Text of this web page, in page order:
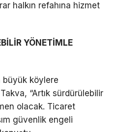
halkın refahına hizmet
YÖNETİMLE
büyük köylere
“Artık sürdürülebilir
olacak. Ticaret
güvenlik engeli